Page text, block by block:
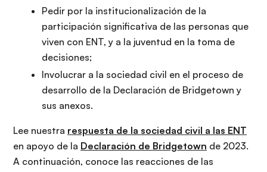
Pedir por la institucionalización de la
participación significativa de las personas que
viven con ENT, y a la juventud en la toma de
decisiones;
Involucrar a la sociedad civil en el proceso de
desarrollo de la Declaración de Bridgetown y
sus anexos.
Lee nuestra respuesta de la sociedad civil a las ENT
en apoyo de la Declaración de Bridgetown de 2023.
A continuación, conoce las reacciones de las